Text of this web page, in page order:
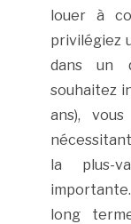
louer à
privilégiez
dans un
souhaitez
ans),
la plus-
long